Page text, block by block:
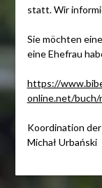
statt. Wir
Sie möchten
eine Ehefrau
https://
online.net/buch/
Koordination
Michał Urbański